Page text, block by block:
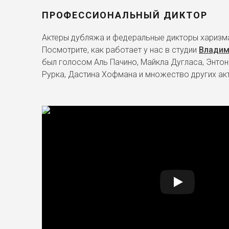
ПРОФЕССИОНАЛЬНЫЙ ДИКТОР
Актеры дубляжа и федеральные дикторы
Посмотрите, как работает у нас в студии
был голосом Аль Пачино, Майкла Дугласа,
Рурка, Дастина Хофмана и множество других